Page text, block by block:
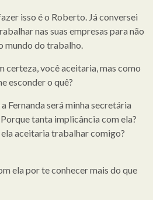
isso é o Roberto. Já conversei
nas suas empresas para não
mundo do trabalho.
certeza, você aceitaria, mas como
esconder o quê?
Fernanda será minha secretária
tanta implicância com ela?
aceitaria trabalhar comigo?
ela por te conhecer mais do que